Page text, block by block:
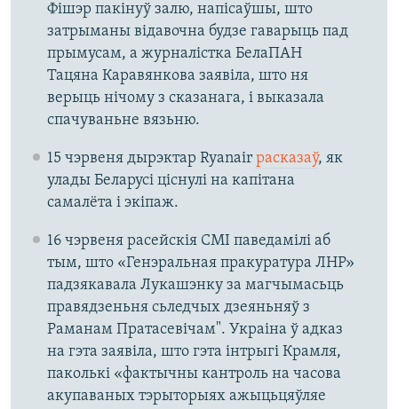
Фішэр пакінуў залю, напісаўшы, што
затрыманы відавочна будзе гаварыць пад
прымусам, а журналістка БелаПАН
Тацяна Каравянкова заявіла, што ня
верыць нічому з сказанага, і выказала
спачуваньне вязьню.
15 чэрвеня дырэктар Ryanair расказаў, як
улады Беларусі ціснулі на капітана
самалёта і экіпаж.
16 чэрвеня расейскія СМІ паведамілі аб
тым, што «Генэральная пракуратура ЛНР»
падзякавала Лукашэнку за магчымасьць
правядзеньня сьледчых дзеяньняў з
Раманам Пратасевічам". Украіна ў адказ
на гэта заявіла, што гэта інтрыгі Крамля,
паколькі «фактычны кантроль на часова
акупаваных тэрыторыях ажыцьцяўляе